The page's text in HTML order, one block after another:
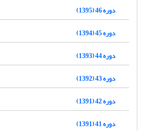
دوره 46 (1395)
دوره 45 (1394)
دوره 44 (1393)
دوره 43 (1392)
دوره 42 (1391)
دوره 41 (1391)